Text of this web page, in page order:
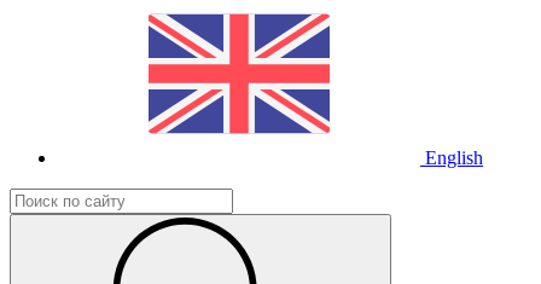
English